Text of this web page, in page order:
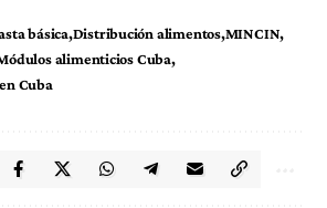
básica Distribución alimentos MINCIN
alimenticios Cuba
Cuba